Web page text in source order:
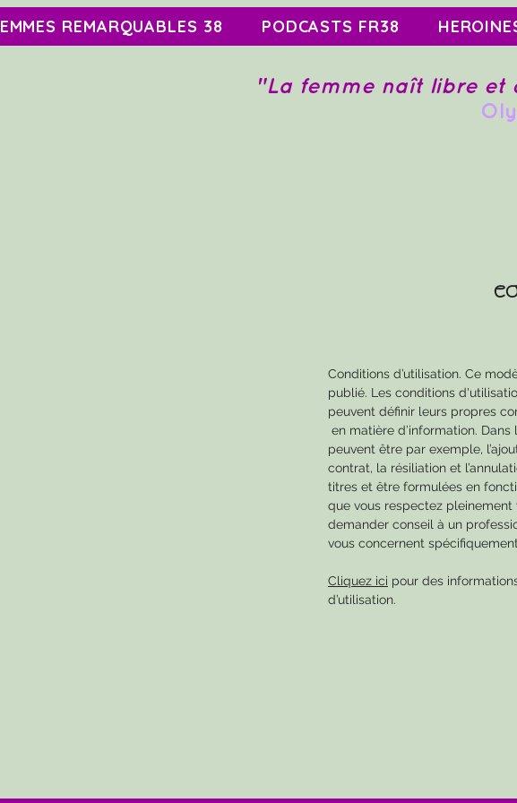
REMARQUABLES 38 PODCASTS FR38
"La femme naît libre et
Conditions d’utilisation. Ce
publié. Les conditions
peuvent définir leurs propres
en matière d’information.
peuvent être par exemple,
contrat, la résiliation et
titres et être formulées en
que vous respectez
demander conseil à un
vous concernent
Cliquez ici pour des
d’utilisation.